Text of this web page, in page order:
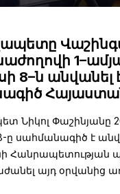
8–ն անվանել
Նիկոլ Փաշինյանը
ը սահմանագիծ է
Հանրապետության
այդ օրվանից